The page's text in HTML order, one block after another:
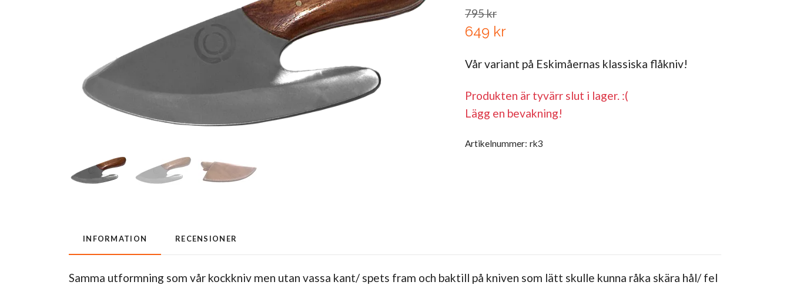
795 kr
649 kr
Vår variant på Eskimåernas klassiska flåkniv!
Produkten är tyvärr slut i lager. :(
Lägg en bevakning!
Artikelnummer: rk3
INFORMATION RECENSIONER
Samma utformning som vår kockkniv men utan vassa kant/ spets fram och baktill på kniven som lätt skulle kunna råka skära hål/ fel